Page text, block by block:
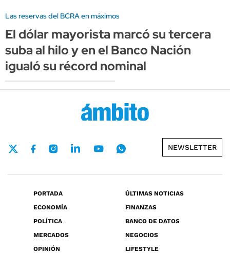
Las reservas del BCRA en máximos
El dólar mayorista marcó su tercera
suba al hilo y en el Banco Nación
igualó su récord nominal
NEWSLETTER
PORTADA
ÚLTIMAS NOTICIAS
ECONOMÍA
FINANZAS
POLÍTICA
BANCO DE DATOS
MERCADOS
NEGOCIOS
OPINIÓN
LIFESTYLE